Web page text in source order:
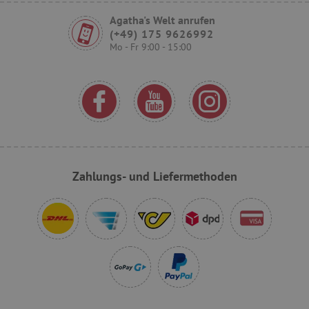
Agatha's Welt anrufen
(+49) 175 9626992
Mo - Fr 9:00 - 15:00
Zahlungs- und Liefermethoden
VISITOR_PRIVACY_METADATA
YouTube
.youtube.com
lastVisitedProduct